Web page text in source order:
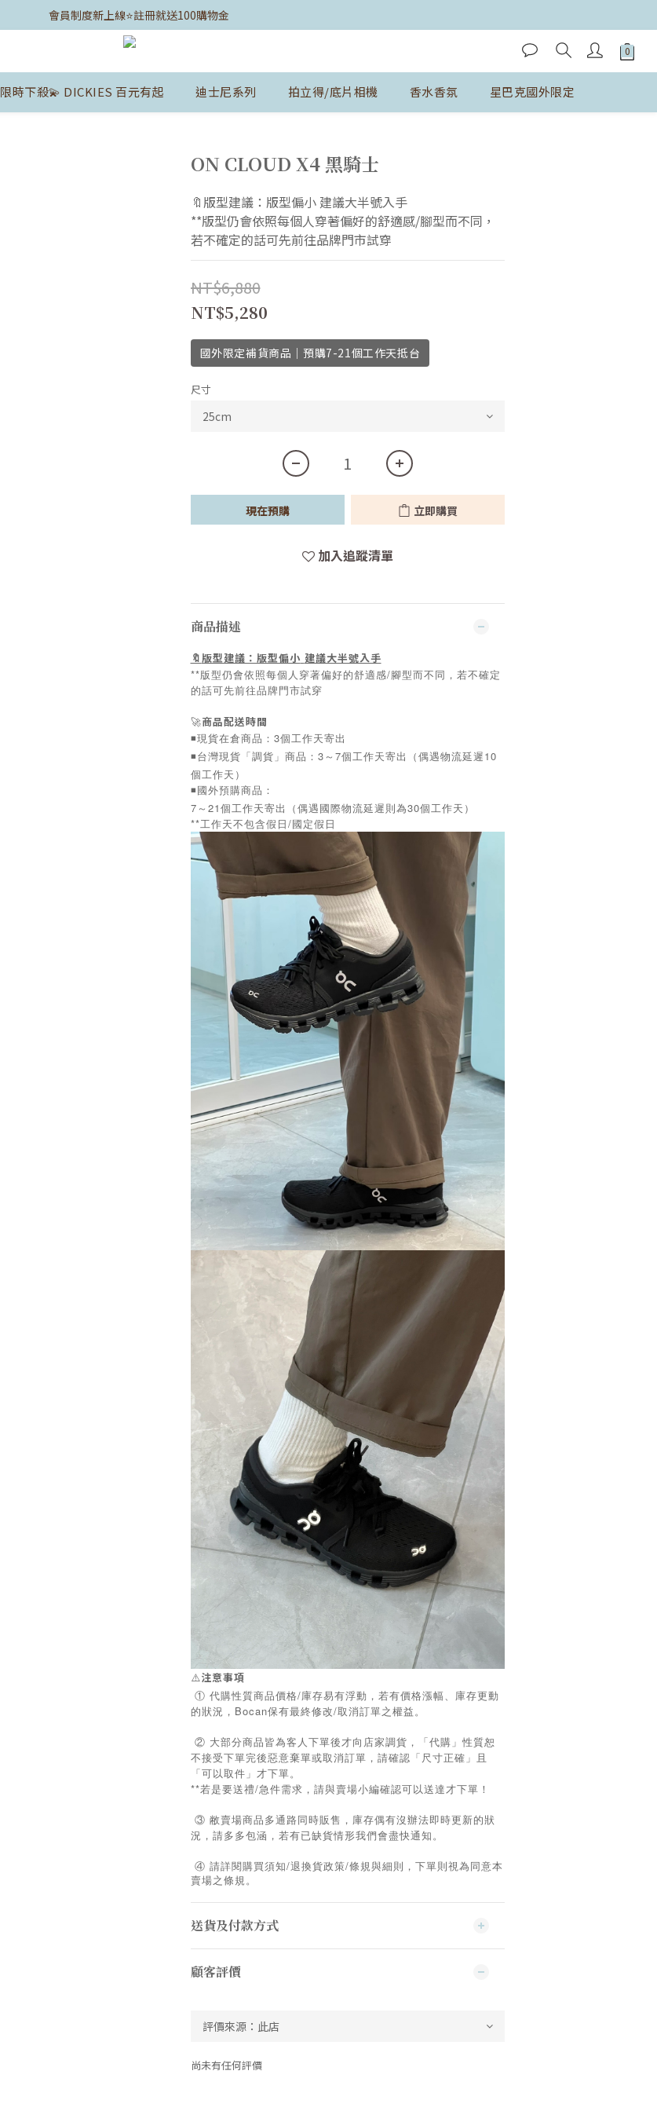
	會員制度新上線⭐️註冊就送100購物金
限時下殺💫 DICKIES 百元有起 迪士尼系列 拍立得/底片相機 香水香氛 星巴克國外限定
ON CLOUD X4 黑騎士
🔖版型建議：版型偏小 建議大半號入手
**版型仍會依照每個人穿著偏好的舒適感/腳型而不同，
若不確定的話可先前往品牌門市試穿
NT$6,880
NT$5,280
國外限定補貨商品｜預購7-21個工作天抵台
尺寸
現在預購 立即購買
加入追蹤清單
商品描述
🔖 版型建議：版型偏小 建議大半號入手
**版型仍會依照每個人穿著偏好的舒適感/腳型而不同，若不確定
的話可先前往品牌門市試穿
🚀商品配送時間
◾️現貨在倉商品：3個工作天寄出
◾️台灣現貨「調貨」商品：3～7個工作天寄出（偶遇物流延遲10
個工作天）
◾️國外預購商品：
7～21個工作天寄出（偶遇國際物流延遲則為30個工作天）
**工作天不包含假日/國定假日
⚠️注意事項
① 代購性質商品價格/庫存易有浮動，若有價格漲幅、庫存更動
的狀況，Bocan保有最終修改/取消訂單之權益。
② 大部分商品皆為客人下單後才向店家調貨，「代購」性質恕
不接受下單完後惡意棄單或取消訂單，請確認「尺寸正確」且
「可以取件」才下單。
**若是要送禮/急件需求，請與賣場小編確認可以送達才下單！
③ 敝賣場商品多通路同時販售，庫存偶有沒辦法即時更新的狀
況，請多多包涵，若有已缺貨情形我們會盡快通知。
④ 請詳閱購買須知/退換貨政策/條規與細則，下單則視為同意本
賣場之條規。
送貨及付款方式
顧客評價
尚未有任何評價